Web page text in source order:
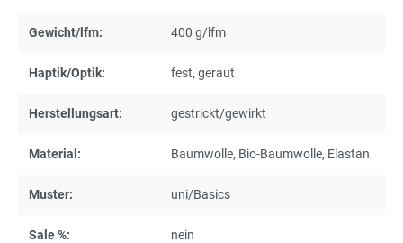
Gewicht/lfm: 400 g/lfm
Haptik/Optik: fest, geraut
Herstellungsart: gestrickt/gewirkt
Material: Baumwolle, Bio-Baumwolle, Elastan
Muster: uni/Basics
Sale %: nein